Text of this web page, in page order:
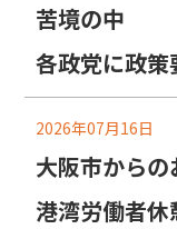
苦境の中
各政党に政
2026年07月16日
大阪市からの
港湾労働者